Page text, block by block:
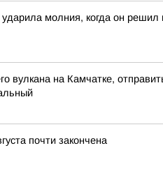
молния, когда он решил
вулкана на Камчатке,
почти закончена